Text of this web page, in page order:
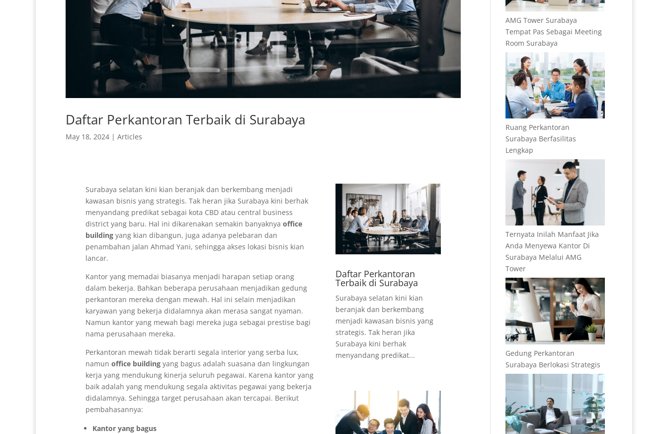
Daftar Perkantoran Terbaik di Surabaya
May 18, 2024 | Articles
Surabaya selatan kini kian beranjak dan berkembang menjadi
kawasan bisnis yang strategis. Tak heran jika Surabaya kini berhak
menyandang predikat sebagai kota CBD atau central business
district yang baru. Hal ini dikarenakan semakin banyaknya office
buildingyang kian dibangun, juga adanya pelebaran dan
penambahan jalan Ahmad Yani, sehingga akses lokasi bisnis kian
lancar.
Kantor yang memadai biasanya menjadi harapan setiap orang
dalam bekerja. Bahkan beberapa perusahaan menjadikan gedung
perkantoran mereka dengan mewah. Hal ini selain menjadikan
karyawan yang bekerja didalamnya akan merasa sangat nyaman.
Namun kantor yang mewah bagi mereka juga sebagai prestise bagi
nama perusahaan mereka.
Perkantoran mewah tidak berarti segala interior yang serba lux,
namun office buildingyang bagus adalah suasana dan lingkungan
kerja yang mendukung kinerja seluruh pegawai. Karena kantor yang
baik adalah yang mendukung segala aktivitas pegawai yang bekerja
didalamnya. Sehingga target perusahaan akan tercapai. Berikut
pembahasannya:
Kantor yang bagus
Daftar Perkantoran
Terbaik di Surabaya
Surabaya selatan kini kian
beranjak dan berkembang
menjadi kawasan bisnis yang
strategis. Tak heran jika
Surabaya kini berhak
menyandang predikat...
AMG Tower Surabaya
Tempat Pas Sebagai Meeting
Room Surabaya
Ruang Perkantoran
Surabaya Berfasilitas
Lengkap
Ternyata Inilah Manfaat Jika
Anda Menyewa Kantor Di
Surabaya Melalui AMG
Tower
Gedung Perkantoran
Surabaya Berlokasi Strategis